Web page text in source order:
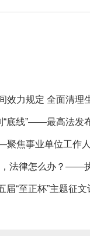
效力规定 全面清理
“底线”——最高法发
焦事业单位工作
，法律怎么办？——
届“至正杯”主题征文